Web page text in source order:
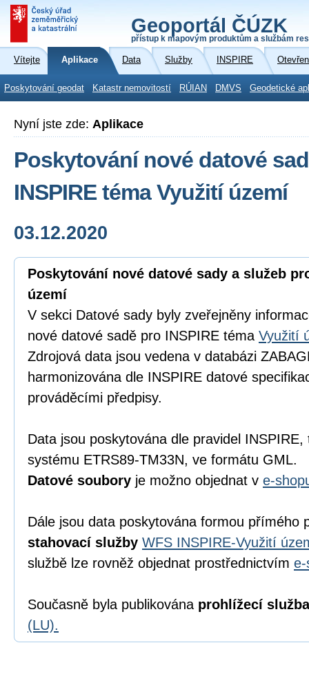
Geoportál ČÚZK
přístup k mapovým produktům a službám
Vítejte Aplikace Data Služby INSPIRE
Poskytování geodat Katastr nemovitostí RÚIAN DMVS Geodetické
Nyní jste zde: Aplikace
Poskytování nové datové
INSPIRE téma Využití území
03.12.2020
Poskytování nové datové sady a služeb
území
V sekci Datové sady byly zveřejněny
nové datové sadě pro INSPIRE téma Využití
Zdrojová data jsou vedena v databázi
harmonizována dle INSPIRE datové
prováděcími předpisy.
Data jsou poskytována dle pravidel
systému ETRS89-TM33N, ve formátu GML.
Datové soubory je možno objednat v e-
Dále jsou data poskytována formou přímého
stahovací služby WFS INSPIRE-Využití
službě lze rovněž objednat prostřednictvím e-
Současně byla publikována prohlížecí služba
(LU).